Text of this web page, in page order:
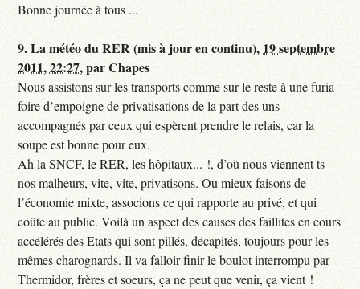
Bonne journée à tous ...
9.La météo du RER (mis à jour en continu), 19 septembre
2011, 22:27,parChapes
Nous assistons sur les transports comme sur le reste à une furia
foire d’empoigne de privatisations de la part des uns
accompagnés par ceux qui espèrent prendre le relais, car la
soupe est bonne pour eux.
Ah la SNCF, le RER, les hôpitaux... !, d’où nous viennent ts
nos malheurs, vite, vite, privatisons. Ou mieux faisons de
l’économie mixte, associons ce qui rapporte au privé, et qui
coûte au public. Voilà un aspect des causes des faillites en cours
accélérés des Etats qui sont pillés, décapités, toujours pour les
mêmes charognards. Il va falloir finir le boulot interrompu par
Thermidor, frères et soeurs, ça ne peut que venir, ça vient !